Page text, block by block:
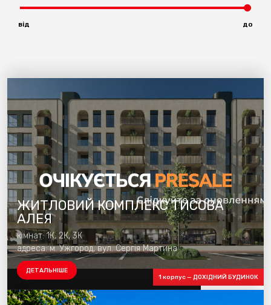
від до
1 корпус — ДОХІДНИЙ БУДИНОК
ЖИТЛОВИЙ КОМПЛЕКС ТИСОВА
АЛЕЯ
кімнат: 1К, 2К, 3К
адреса: м. Ужгород, вул. Сергія Мартина
ДЕТАЛЬНІШЕ